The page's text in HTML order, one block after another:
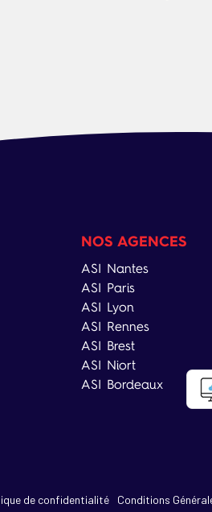
NOS AGENCES
ASI Nantes
ASI Paris
ASI Lyon
ASI Rennes
ASI Brest
ASI Niort
ASI Bordeaux
de confidentialité Conditions